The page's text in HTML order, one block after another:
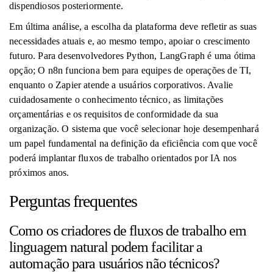
dispendiosos posteriormente.
Em última análise, a escolha da plataforma deve refletir as suas
necessidades atuais e, ao mesmo tempo, apoiar o crescimento
futuro. Para desenvolvedores Python, LangGraph é uma ótima
opção; O n8n funciona bem para equipes de operações de TI,
enquanto o Zapier atende a usuários corporativos. Avalie
cuidadosamente o conhecimento técnico, as limitações
orçamentárias e os requisitos de conformidade da sua
organização. O sistema que você selecionar hoje desempenhará
um papel fundamental na definição da eficiência com que você
poderá implantar fluxos de trabalho orientados por IA nos
próximos anos.
Perguntas frequentes
Como os criadores de fluxos de trabalho em
linguagem natural podem facilitar a
automação para usuários não técnicos?